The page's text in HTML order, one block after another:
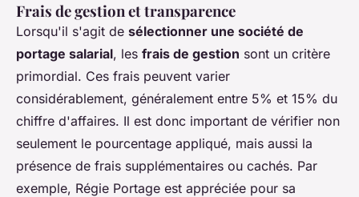
Frais de gestion et transparence
Lorsqu'il s'agit de sélectionner une société de
portage salarial, les frais de gestion sont un critère
primordial. Ces frais peuvent varier
considérablement, généralement entre 5% et 15% du
chiffre d'affaires. Il est donc important de vérifier non
seulement le pourcentage appliqué, mais aussi la
présence de frais supplémentaires ou cachés. Par
exemple, Régie Portage est appréciée pour sa